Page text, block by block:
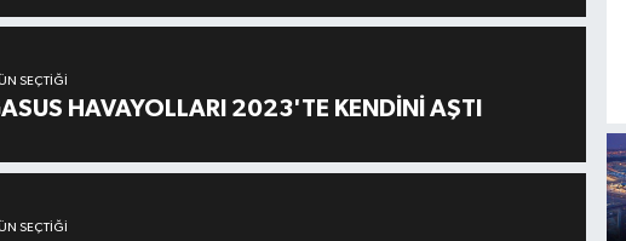
SEÇTIĞI
HAVAYOLLARI 2023'TE KENDİNİ AŞTI
SEÇTIĞI